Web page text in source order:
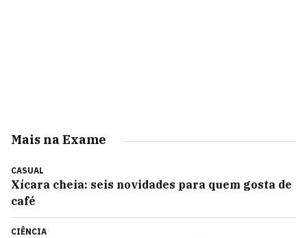
Mais na Exame
CASUAL
Xícara cheia: seis novidades para quem gosta de
café
CIÊNCIA